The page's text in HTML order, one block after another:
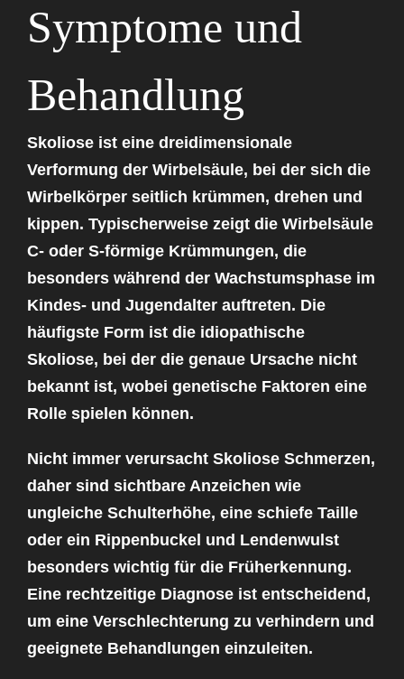
Symptome und
Behandlung
Skoliose ist eine dreidimensionale
Verformung der Wirbelsäule, bei der sich die
Wirbelkörper seitlich krümmen, drehen und
kippen. Typischerweise zeigt die Wirbelsäule
C- oder S-förmige Krümmungen, die
besonders während der Wachstumsphase im
Kindes- und Jugendalter auftreten. Die
häufigste Form ist die idiopathische
Skoliose, bei der die genaue Ursache nicht
bekannt ist, wobei genetische Faktoren eine
Rolle spielen können.
Nicht immer verursacht Skoliose Schmerzen,
daher sind sichtbare Anzeichen wie
ungleiche Schulterhöhe, eine schiefe Taille
oder ein Rippenbuckel und Lendenwulst
besonders wichtig für die Früherkennung.
Eine rechtzeitige Diagnose ist entscheidend,
um eine Verschlechterung zu verhindern und
geeignete Behandlungen einzuleiten.